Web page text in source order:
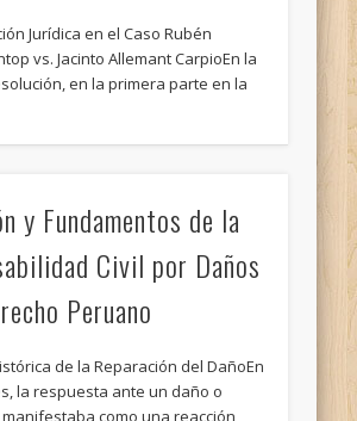
Jurídica en el Caso Rubén
vs. Jacinto Allemant CarpioEn la
en la primera parte en la
y Fundamentos de la
Civil por Daños
Peruano
de la Reparación del DañoEn
la respuesta ante un daño o
como una reacción